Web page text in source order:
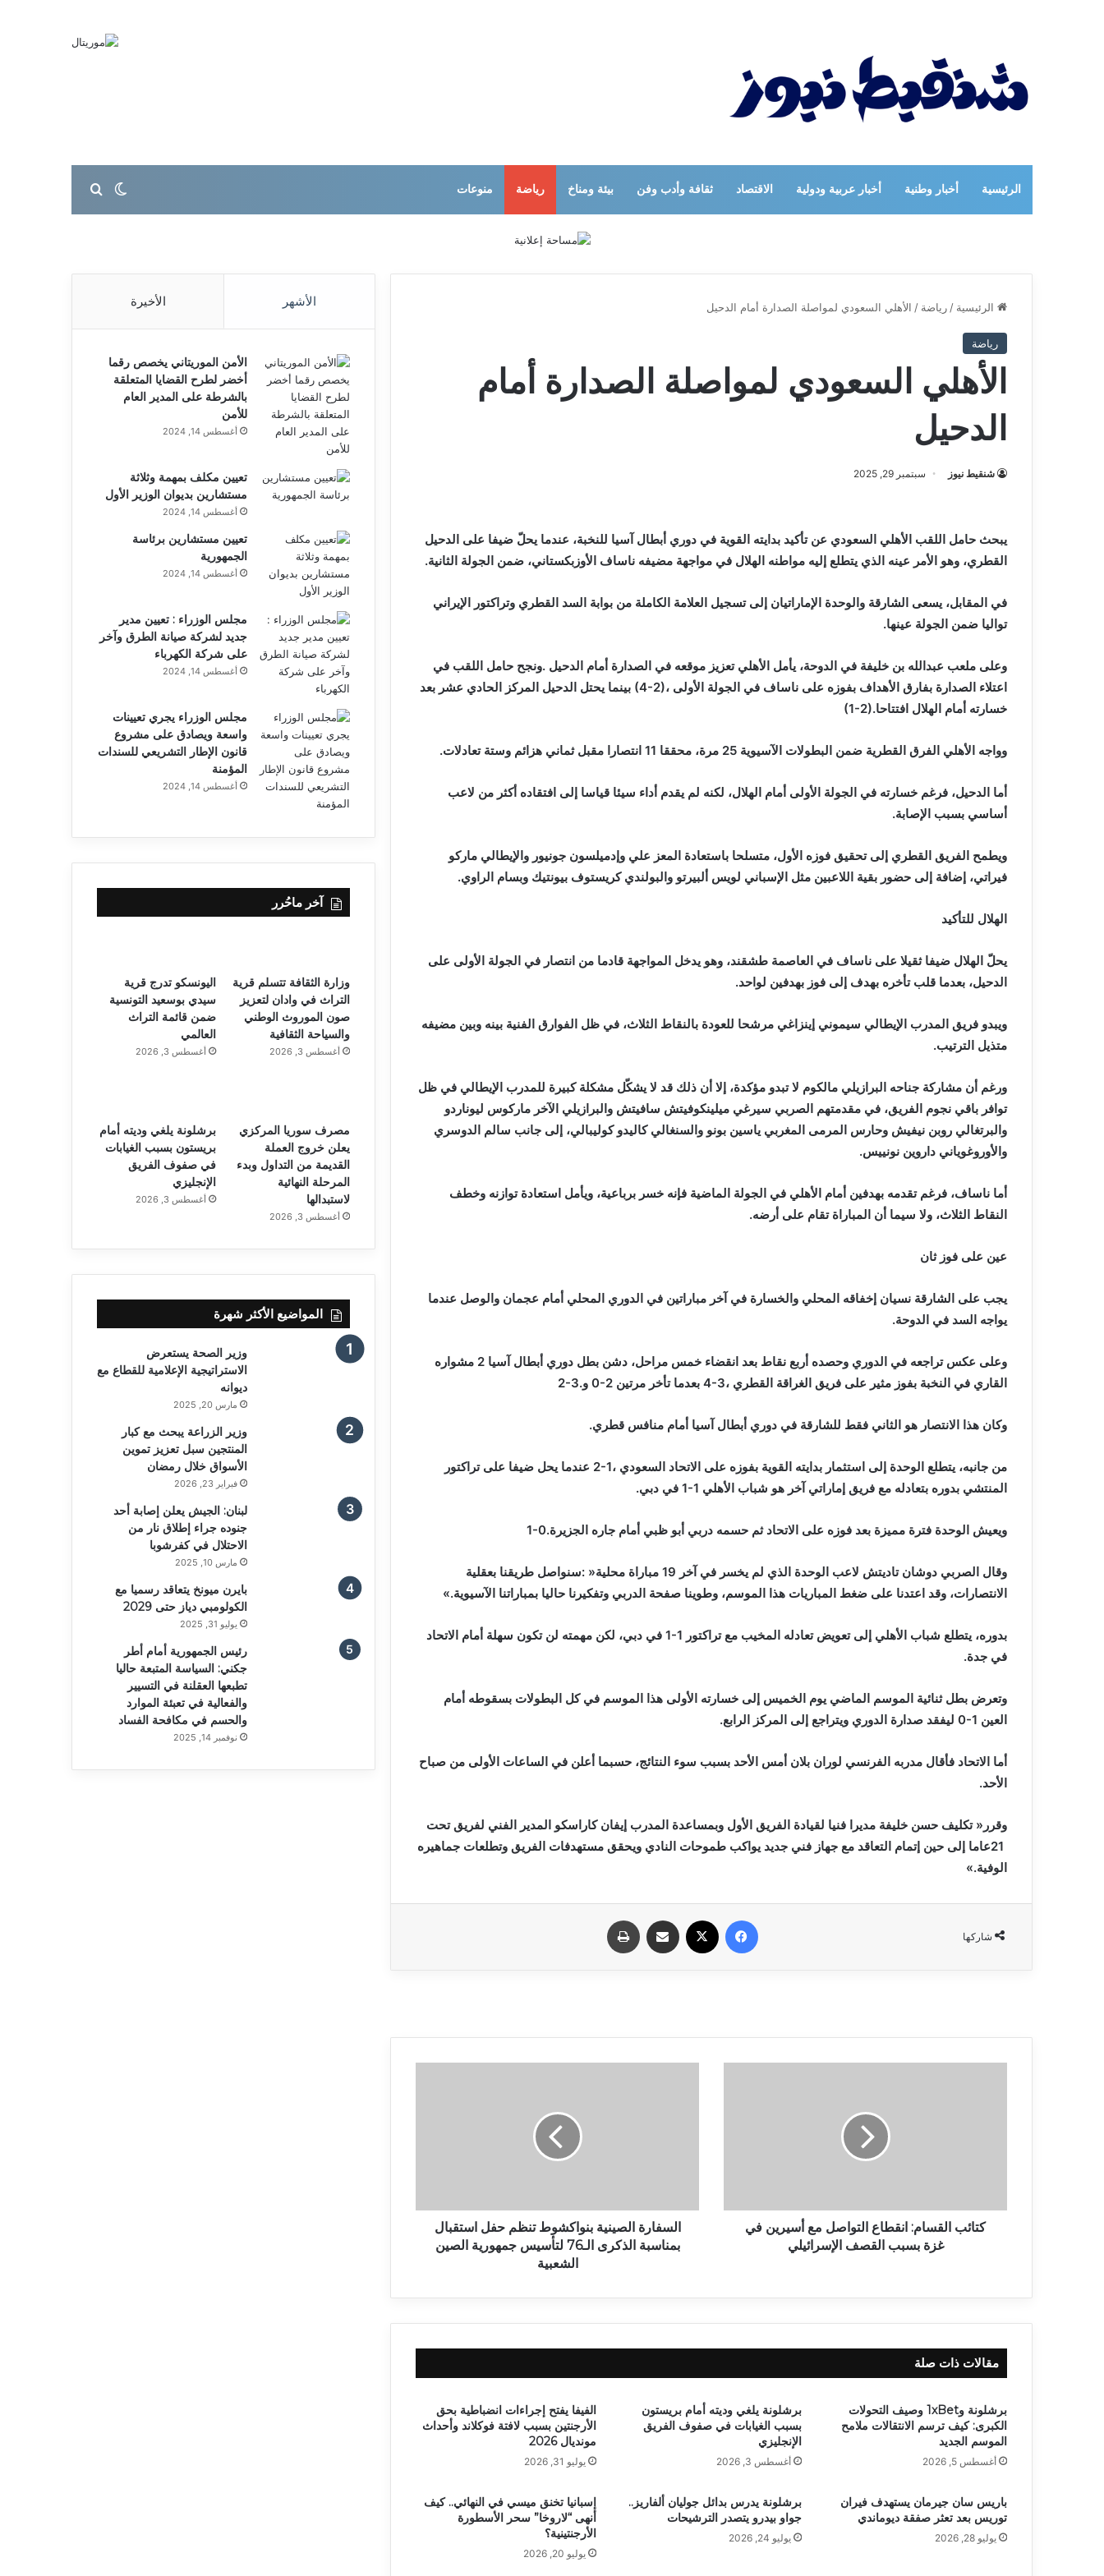
الرئيسية أخبار وطنية أخبار عربية ودولية الاقتصاد ثقافة وأدب وفن بيئة ومناخ رياضة منوعات الوضع المظلم
بحث عن
الرئيسية /رياضة / الأهلي السعودي لمواصلة الصدارة أمام الدحيل
رياضة
الأهلي السعودي لمواصلة الصدارة أمام
الدحيل
شنقيط نيوز سبتمبر 29, 2025
‬القطري،‭ ‬وهو‭ ‬الأمر‭ ‬عينه‭ ‬الذي‭ ‬يتطلع‭ ‬إليه‭ ‬مواطنه‭ ‬الهلال‭ ‬في‭ ‬مواجهة‭ ‬مضيفه‭ ‬ناساف‭ ‬الأوزبكستاني،‭ ‬ضمن‭ ‬الجولة‭ ‬الثانية‭.‬
‬تواليا‭ ‬ضمن‭ ‬الجولة‭ ‬عينها‭.‬
‬خسارته‭ ‬أمام‭ ‬الهلال‭ ‬افتتاحا‭ (‬1-2‭). ‬
وواجه‭ ‬الأهلي‭ ‬الفرق‭ ‬القطرية‭ ‬ضمن‭ ‬البطولات‭ ‬الآسيوية‭ ‬25‭ ‬مرة،‭ ‬محققا‭ ‬11‭ ‬انتصارا‭ ‬مقبل‭ ‬ثماني‭ ‬هزائم‭ ‬وستة‭ ‬تعادلات‭.‬
‬أساسي‭ ‬بسبب‭ ‬الإصابة‭.‬
‬فيراتي،‭ ‬إضافة‭ ‬إلى‭ ‬حضور‭ ‬بقية‭ ‬اللاعبين‭ ‬مثل‭ ‬الإسباني‭ ‬لويس‭ ‬ألبيرتو‭ ‬والبولندي‭ ‬كريستوف‭ ‬بيونتيك‭ ‬وبسام‭ ‬الراوي‭.‬
الهلال‭ ‬للتأكيد‭ ‬
‬الدحيل،‭ ‬بعدما‭ ‬قلب‭ ‬تأخره‭ ‬بهدف‭ ‬إلى‭ ‬فوز‭ ‬بهدفين‭ ‬لواحد‭.‬
‬متذيل‭ ‬الترتيب‭.‬
‬والأوروغوياني‭ ‬داروين‭ ‬نونييس‭.‬
‬النقاط‭ ‬الثلاث،‭ ‬ولا‭ ‬سيما‭ ‬أن‭ ‬المباراة‭ ‬تقام‭ ‬على‭ ‬أرضه‭.‬
عين‭ ‬على‭ ‬فوز‭ ‬ثان‭ ‬
‬يواجه‭ ‬السد‭ ‬في‭ ‬الدوحة‭.‬
‬القاري‭ ‬في‭ ‬النخبة‭ ‬بفوز‭ ‬مثير‭ ‬على‭ ‬فريق‭ ‬الغراقة‭ ‬القطري‭ ‬4‭-‬3،‭ ‬بعدما‭ ‬تأخر‭ ‬مرتين‭ ‬0‭-‬2‭ ‬و2‭-‬3‭.‬
وكان‭ ‬هذا‭ ‬الانتصار‭ ‬هو‭ ‬الثاني‭ ‬فقط‭ ‬للشارقة‭ ‬في‭ ‬دوري‭ ‬أبطال‭ ‬آسيا‭ ‬أمام‭ ‬منافس‭ ‬قطري‭.‬
‬المنتشي‭ ‬بدوره‭ ‬بتعادله‭ ‬مع‭ ‬فريق‭ ‬إماراتي‭ ‬آخر‭ ‬هو‭ ‬شباب‭ ‬الأهلي‭ ‬1‭-‬1‭ ‬في‭ ‬دبي‭.‬
ويعيش‭ ‬الوحدة‭ ‬فترة‭ ‬مميزة‭ ‬بعد‭ ‬فوزه‭ ‬على‭ ‬الاتحاد‭ ‬ثم‭ ‬حسمه‭ ‬دربي‭ ‬أبو‭ ‬ظبي‭ ‬أمام‭ ‬جاره‭ ‬الجزيرة‭ ‬1‭-‬0‭.‬
‬الانتصارات،‭ ‬وقد‭ ‬اعتدنا‭ ‬على‭ ‬ضغط‭ ‬المباريات‭ ‬هذا‭ ‬الموسم،‭ ‬وطوينا‭ ‬صفحة‭ ‬الدربي‭ ‬وتفكيرنا‭ ‬حاليا‭ ‬بمباراتنا‭ ‬الآسيوية‮»‬‭.‬
‬في‭ ‬جدة‭.‬
‬العين‭ ‬0‭-‬1‭ ‬ليفقد‭ ‬صدارة‭ ‬الدوري‭ ‬ويتراجع‭ ‬إلى‭ ‬المركز‭ ‬الرابع‭.‬
‬الأحد‭.‬
‬الوفية‮»‬‭.‬
شاركها
فيسبوك مشاركة عبر البريد
كتائب القسام: انقطاع التواصل مع أسيرين في
غزة بسبب القصف الإسرائيلي
السفارة الصينية بنواكشوط تنظم حفل استقبال
بمناسبة الذكرى الـ76 لتأسيس جمهورية الصين
الشعبية
مقالات ذات صلة
برشلونة و1xBet وصيف التحولات
الكبرى: كيف ترسم الانتقالات ملامح
الموسم الجديد
أغسطس 5, 2026
برشلونة يلغي وديته أمام بريستون
بسبب الغيابات في صفوف الفريق
الإنجليزي
أغسطس 3, 2026
الفيفا يفتح إجراءات انضباطية بحق
الأرجنتين بسبب لافتة فوكلاند وأحداث
مونديال 2026
يوليو 31, 2026
باريس سان جيرمان يستهدف فيران
توريس بعد تعثر صفقة ديوماندي
يوليو 28, 2026
برشلونة يدرس بدائل جوليان ألفاريز..
جواو بيدرو يتصدر الترشيحات
يوليو 24, 2026
إسبانيا تخنق ميسي في النهائي.. كيف
أنهى “لاروخا” سحر الأسطورة
الأرجنتينية؟
يوليو 20, 2026
الأشهر الأخيرة
الأمن الموريتاني يخصص رقما
أخضر لطرح القضايا المتعلقة
بالشرطة على المدير العام
للأمن
أغسطس 14, 2024
تعيين مكلف بمهمة وثلاثة
مستشارين بديوان الوزير الأول
أغسطس 14, 2024
تعيين مستشارين برئاسة
الجمهورية
أغسطس 14, 2024
مجلس الوزراء : تعيين مدير
جديد لشركة صيانة الطرق وآخر
على شركة الكهرباء
أغسطس 14, 2024
مجلس الوزراء يجري تعيينات
واسعة ويصادق على مشروع
قانون الإطار التشريعي للسندات
المؤمنة
أغسطس 14, 2024
آخر ماحُرر
وزارة الثقافة تتسلم قرية
التراث في وادان لتعزيز
صون الموروث الوطني
والسياحة الثقافية
أغسطس 3, 2026
اليونسكو تدرج قرية
سيدي بوسعيد التونسية
ضمن قائمة التراث
العالمي
أغسطس 3, 2026
مصرف سوريا المركزي
يعلن خروج العملة
القديمة من التداول وبدء
المرحلة النهائية
لاستبدالها
أغسطس 3, 2026
برشلونة يلغي وديته أمام
بريستون بسبب الغيابات
في صفوف الفريق
الإنجليزي
أغسطس 3, 2026
المواضيع الأكثر شهرة
وزير الصحة يستعرض
الاستراتيجية الإعلامية للقطاع مع
ديوانه
مارس 20, 2025
وزير الزراعة يبحث مع كبار
المنتجين سبل تعزيز تموين
الأسواق خلال رمضان
فبراير 23, 2026
لبنان: الجيش يعلن إصابة أحد
جنوده جراء إطلاق نار من
الاحتلال في كفرشوبا
مارس 10, 2025
بايرن ميونخ يتعاقد رسميا مع
الكولومبي دياز حتى 2029
يوليو 31, 2025
رئيس الجمهورية أمام أطر
جكني: السياسة المتبعة حاليا
تطبعها العقلنة في التسيير
والفعالية في تعبئة الموارد
والحسم في مكافحة الفساد
نوفمبر 14, 2025